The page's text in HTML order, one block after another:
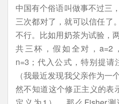
中国有个俗语叫做事不过三
三次都对了，就可以信任了
不行。比如用奶茶为试验，
共三杯，假如全对，a=2
n=3；代入公式，特别提
（我最近发现我父亲作为一
然不知道这个修正主义的表